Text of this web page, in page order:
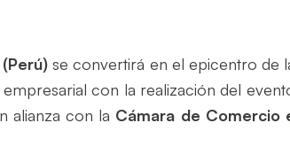
se convertirá en el epicentro de
con la realización del
alianza con la Cámara de Comercio